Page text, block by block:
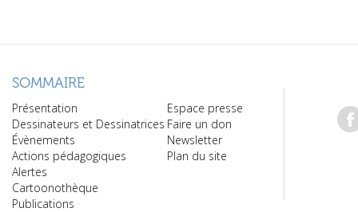
SOMMAIRE
Présentation
Dessinateurs et Dessinatrices
Évènements
Actions pédagogiques
Alertes
Cartoonothèque
Publications
Espace presse
Faire un don
Newsletter
Plan du site